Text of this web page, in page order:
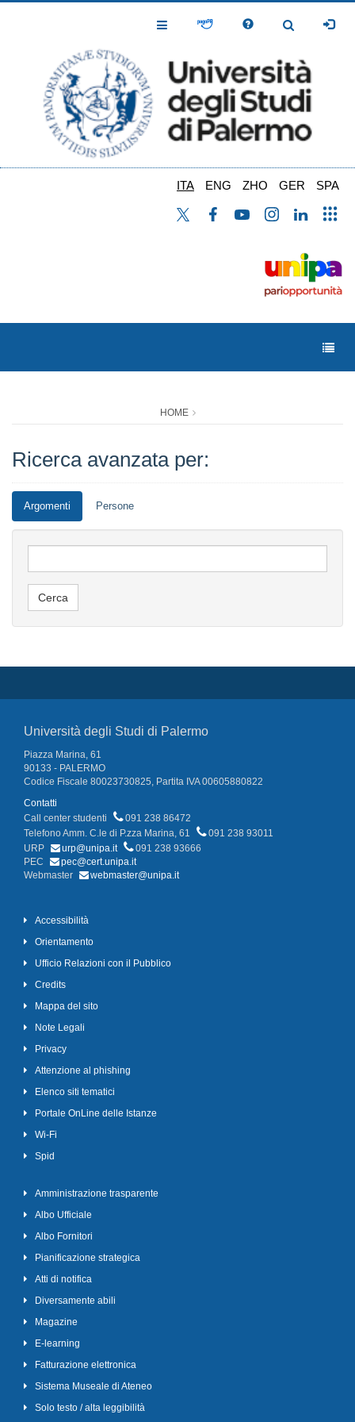
Toggle
Toggle
ITA ENG ZHO GER SPA
HOME
Ricerca avanzata per:
Argomenti Persone
Università degli Studi di Palermo
Piazza Marina, 61
90133 - PALERMO
Codice Fiscale 80023730825, Partita IVA 00605880822
Contatti
Call center studenti
091 238 86472
Telefono Amm. C.le di P.zza Marina, 61
091 238 93011
URP
urp@unipa.it
091 238 93666
PEC
pec@cert.unipa.it
Webmaster
webmaster@unipa.it
Accessibilità
Orientamento
Ufficio Relazioni con il Pubblico
Credits
Mappa del sito
Note Legali
Privacy
Attenzione al phishing
Elenco siti tematici
Portale OnLine delle Istanze
Wi-Fi
Spid
Amministrazione trasparente
Albo Ufficiale
Albo Fornitori
Pianificazione strategica
Atti di notifica
Diversamente abili
Magazine
E-learning
Fatturazione elettronica
Sistema Museale di Ateneo
Solo testo / alta leggibilità